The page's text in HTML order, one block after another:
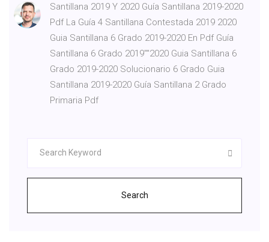
Santillana 2019 Y 2020 Guía Santillana 2019-2020
Pdf La Guía 4 Santillana Contestada 2019 2020
Guia Santillana 6 Grado 2019-2020 En Pdf Guía
Santillana 6 Grado 2019''''2020 Guia Santillana 6
Grado 2019-2020 Solucionario 6 Grado Guia
Santillana 2019-2020 Guía Santillana 2 Grado
Primaria Pdf
Search